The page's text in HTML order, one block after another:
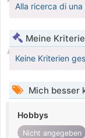
Alla ricerca di
Meine
Keine Kriterien
Mich besser
Hobbys
Nicht angegeben